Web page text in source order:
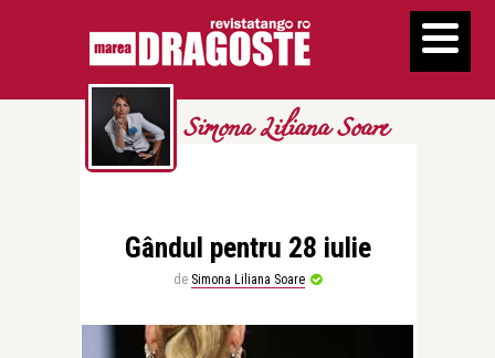
Simona Liliana Soare
Gândul pentru 28 iulie
de Simona Liliana Soare